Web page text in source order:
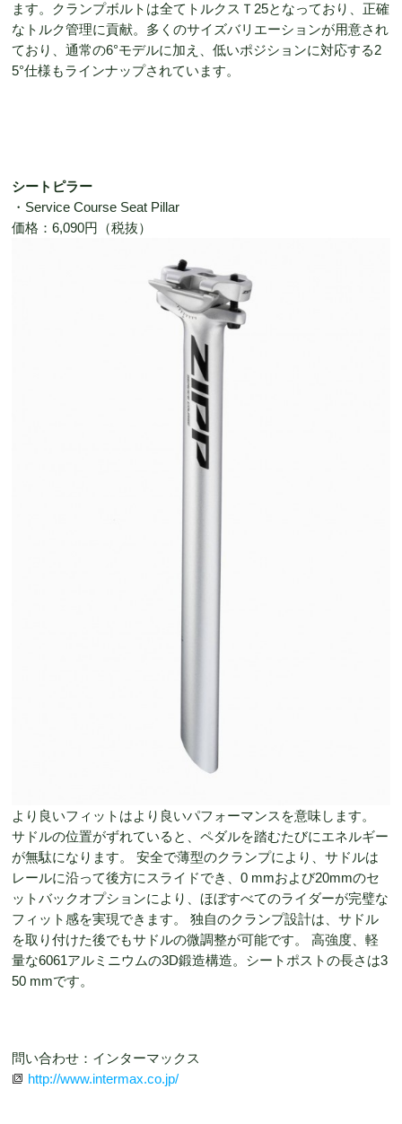
ます。クランプボルトは全てトルクスＴ25となっており、正確
なトルク管理に貢献。多くのサイズバリエーションが用意され
ており、通常の6°モデルに加え、低いポジションに対応する2
5°仕様もラインナップされています。
シートピラー
・Service Course Seat Pillar
価格：6,090円（税抜）
より良いフィットはより良いパフォーマンスを意味します。
サドルの位置がずれていると、ペダルを踏むたびにエネルギー
が無駄になります。 安全で薄型のクランプにより、サドルは
レールに沿って後方にスライドでき、0 mmおよび20mmのセ
ットバックオプションにより、ほぼすべてのライダーが完璧な
フィット感を実現できます。 独自のクランプ設計は、サドル
を取り付けた後でもサドルの微調整が可能です。 高強度、軽
量な6061アルミニウムの3D鍛造構造。シートポストの長さは3
50 mmです。
問い合わせ：インターマックス
http://www.intermax.co.jp/